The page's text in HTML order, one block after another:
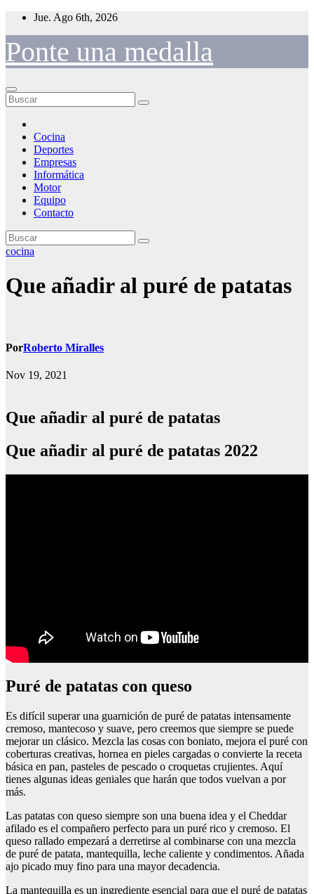
Saltar
contenido
Jue. Ago 6th, 2026
Ponte una medalla
Cocina
Deportes
Empresas
Informática
Motor
Equipo
Contacto
cocina
Que añadir al puré de patatas
PorRoberto Miralles
Nov 19, 2021
Que añadir al puré de patatas
Que añadir al puré de patatas 2022
puré de patatas con queso
Es difícil superar una guarnición de puré de patatas intensamente
cremoso, mantecoso y suave, pero creemos que siempre se puede
mejorar un clásico. Mezcla las cosas con boniato, mejora el puré con
coberturas creativas, hornea en pieles cargadas o convierte la receta
básica en pan, pasteles de pescado o croquetas crujientes. Aquí
tienes algunas ideas geniales que harán que todos vuelvan a por
más.
Las patatas con queso siempre son una buena idea y el Cheddar
afilado es el compañero perfecto para un puré rico y cremoso. El
queso rallado empezará a derretirse al combinarse con una mezcla
de puré de patata, mantequilla, leche caliente y condimentos. Añada
ajo picado muy fino para una mayor decadencia.
La mantequilla es un ingrediente esencial para que el puré de patatas